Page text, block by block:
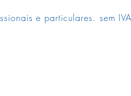
e particulares. sem